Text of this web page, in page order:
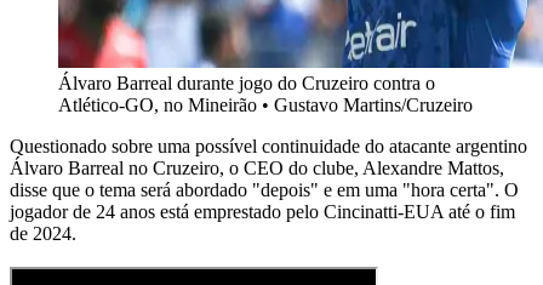
Álvaro Barreal durante jogo do Cruzeiro contra o
Atlético-GO, no Mineirão • Gustavo Martins/Cruzeiro
Questionado sobre uma possível continuidade do atacante argentino
Álvaro Barreal no Cruzeiro, o CEO do clube, Alexandre Mattos,
disse que o tema será abordado "depois" e em uma "hora certa". O
jogador de 24 anos está emprestado pelo Cincinatti-EUA até o fim
de 2024.